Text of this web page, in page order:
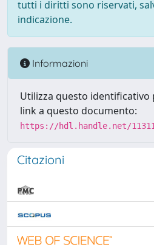
tutti i diritti sono riservati,
indicazione.
Informazioni
Utilizza questo identificativo
link a questo documento:
https://hdl.handle.net/
Citazioni